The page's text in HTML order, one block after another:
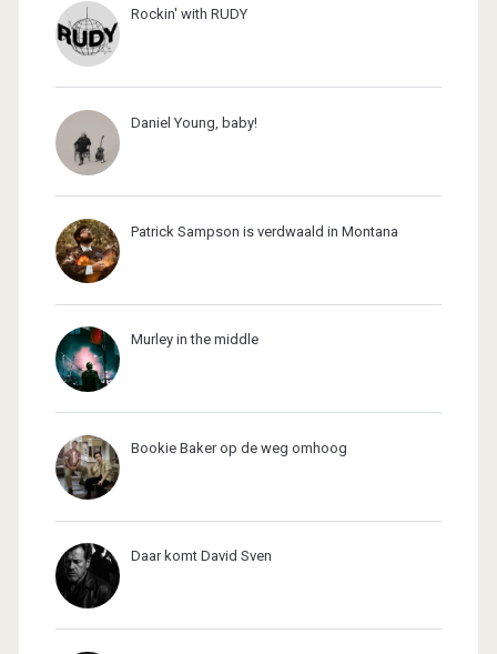
Rockin' with RUDY
Daniel Young, baby!
Patrick Sampson is verdwaald in Montana
Murley in the middle
Bookie Baker op de weg omhoog
Daar komt David Sven